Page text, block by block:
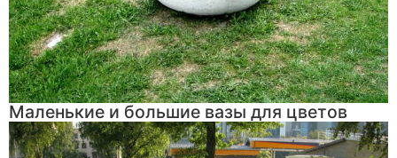
Маленькие и большие вазы для цветов